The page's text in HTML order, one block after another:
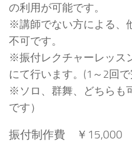
の利用が可能です。
※講師でない方による、
不可です。
※振付レクチャーレッス
にて行います。(1～2回で
※ソロ、群舞、どちらも
です）
振付制作費 ￥15,000